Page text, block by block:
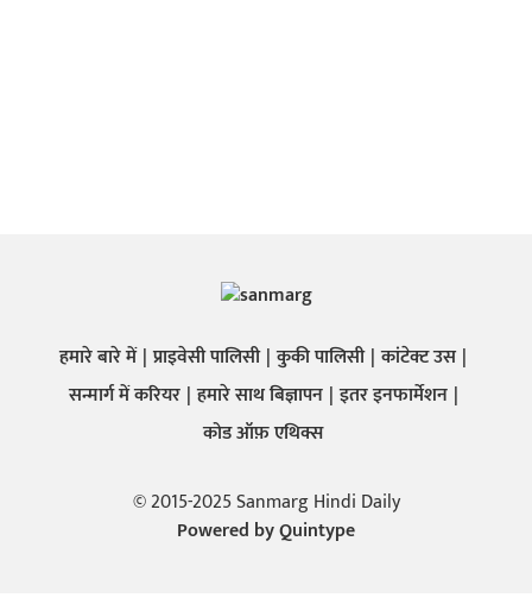
हमारे बारे में प्राइवेसी पालिसी कुकी पालिसी कांटेक्ट उस
सन्मार्ग में करियर हमारे साथ बिज्ञापन इतर इनफार्मेशन
कोड ऑफ़ एथिक्स
© 2015-2025 Sanmarg Hindi Daily
Powered byQuintype